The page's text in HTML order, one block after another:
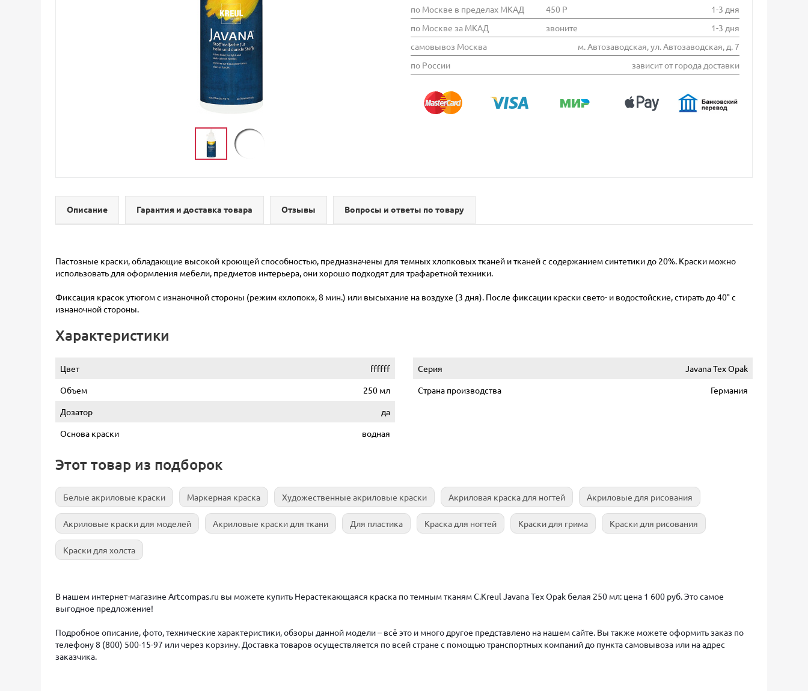
по Москве в пределах МКАД
450 Р
1-3 дня
по Москве за МКАД
звоните
1-3 дня
самовывоз Москва
м. Автозаводская, ул. Автозаводская, д. 7
по России
зависит от города доставки
Описание Гарантия и доставка товара Отзывы Вопросы и ответы по товару
Пастозные краски, обладающие высокой кроющей способностью, предназначены для темных хлопковых тканей и тканей с содержанием синтетики до 20%. Краски можно
использовать для оформления мебели, предметов интерьера, они хорошо подходят для трафаретной техники.
Фиксация красок утюгом с изнаночной стороны (режим «хлопок», 8 мин.) или высыхание на воздухе (3 дня). После фиксации краски свето- и водостойские, стирать до 40° с
изнаночной стороны.
Характеристики
Цвет
ffffff
Объем
250 мл
Дозатор
да
Основа краски
водная
Серия
Javana Tex Opak
Страна производства
Германия
Этот товар из подборок
Белые акриловые краски Маркерная краска Художественные акриловые краски Акриловая краска для ногтей Акриловые для рисования
Акриловые краски для моделей Акриловые краски для ткани Для пластика Краска для ногтей Краски для грима Краски для рисования
Краски для холста
В нашем интернет-магазине Artcompas.ru вы можете купить Нерастекающаяся краска по темным тканям C.Kreul Javana Tex Opak белая 250 мл: цена 1 600 руб. Это самое
выгодное предложение!
Подробное описание, фото, технические характеристики, обзоры данной модели – всё это и много другое представлено на нашем сайте. Вы также можете оформить заказ по
телефону 8 (800) 500-15-97 или через корзину. Доставка товаров осуществляется по всей стране с помощью транспортных компаний до пункта самовывоза или на адрес
заказчика.